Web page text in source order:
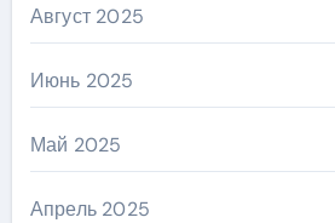
Август 2025
Июнь 2025
Май 2025
Апрель 2025